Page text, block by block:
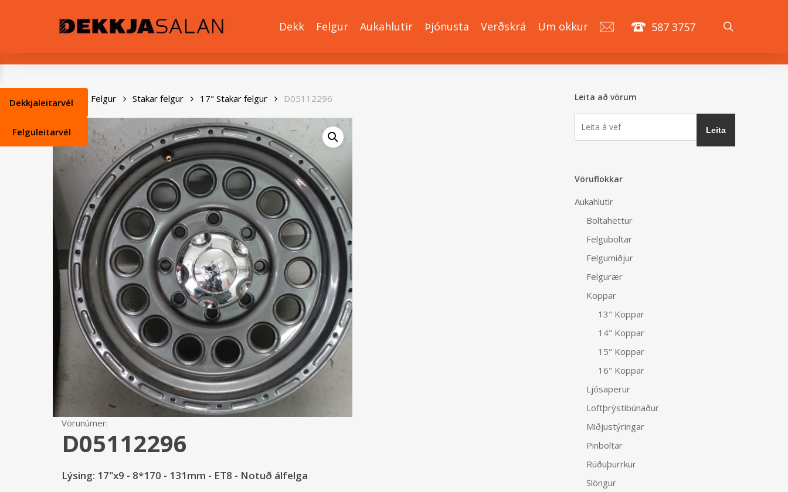
Dekk Felgur Aukahlutir Þjónusta Verðskrá Um okkur 587 3757
Heim Felgur Stakar felgur 17" Stakar felgur D05112296
Vörunúmer:
D05112296
Lýsing: 17"x9 - 8*170 - 131mm - ET8 - Notuð álfelga
Leita að vörum
Vöruflokkar
Aukahlutir
Boltahettur
Felguboltar
Felgumiðjur
Felgurær
Koppar
13" Koppar
14" Koppar
15" Koppar
16" Koppar
Ljósaperur
Loftþrýstibúnaður
Miðjustýringar
Pinboltar
Rúðuþurrkur
Slöngur
Dekkjaleitarvél
Felguleitarvél